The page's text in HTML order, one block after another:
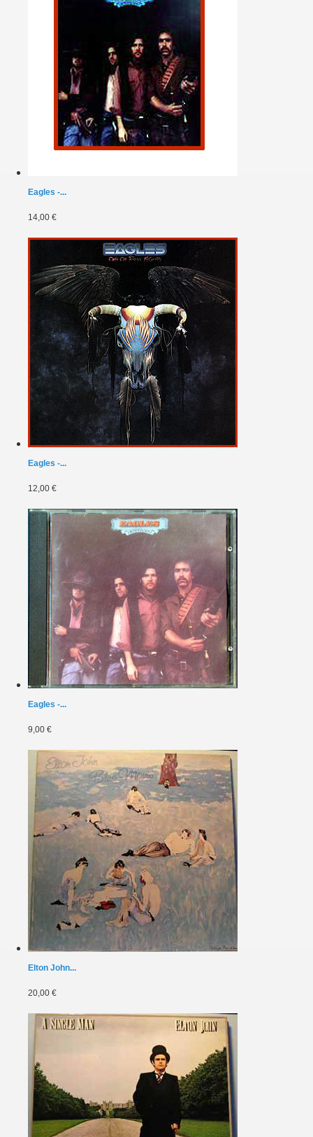
Eagles -...
14,00 €
Eagles -...
12,00 €
Eagles -...
9,00 €
Elton John...
20,00 €